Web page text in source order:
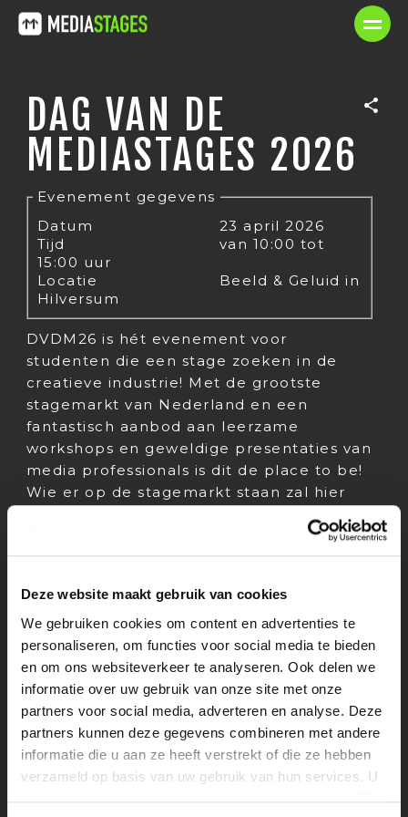
Deze website maakt gebruik van cookies
We gebruiken cookies om content en advertenties te
personaliseren, om functies voor social media te bieden
en om ons websiteverkeer te analyseren. Ook delen we
informatie over uw gebruik van onze site met onze
partners voor social media, adverteren en analyse. Deze
partners kunnen deze gegevens combineren met andere
informatie die u aan ze heeft verstrekt of die ze hebben
verzameld op basis van uw gebruik van hun services. U
DAG VAN DE
MEDIASTAGES 2026
Evenement gegevens
Datum
23 april 2026
Tijd
van 10:00 tot
15:00 uur
Locatie
Beeld & Geluid in
Hilversum
DVDM26 is hét evenement voor
studenten die een stage zoeken in de
creatieve industrie! Met de grootste
stagemarkt van Nederland en een
fantastisch aanbod aan leerzame
workshops en geweldige presentaties van
media professionals is dit de place to be!
Wie er op de stagemarkt staan zal hier
Zet dus alvast donderdag 23 april 2026 in
de volgende DVDM plaatsvinden.
Gepubliceerd op: 23 april 2025